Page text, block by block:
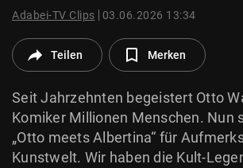
© Krone Multimedia GmbH & Co KG 2026
Adabei-TV Clips 03.06.2026 13:34
Teilen Merken
Seit Jahrzehnten begeistert Otto
Komiker Millionen Menschen. Nun
„Otto meets Albertina“ für
Kunstwelt. Wir haben die Kult-